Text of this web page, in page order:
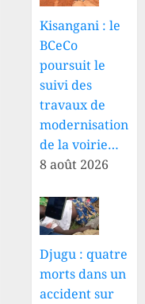
Kisangani : le
BCeCo
poursuit le
suivi des
travaux de
modernisation
de la voirie…
8 août 2026
Djugu : quatre
morts dans un
accident sur